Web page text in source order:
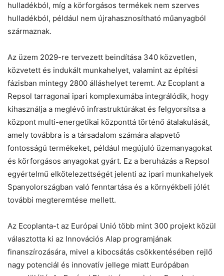
hulladékból, míg a körforgásos termékek nem szerves
hulladékból, például nem újrahasznosítható műanyagból
származnak.
Az üzem 2029-re tervezett beindítása 340 közvetlen,
közvetett és indukált munkahelyet, valamint az építési
fázisban mintegy 2800 álláshelyet teremt. Az Ecoplant a
Repsol tarragonai ipari komplexumába integrálódik, hogy
kihasználja a meglévő infrastruktúrákat és felgyorsítsa a
központ multi-energetikai központtá történő átalakulását,
amely továbbra is a társadalom számára alapvető
fontosságú termékeket, például megújuló üzemanyagokat
és körforgásos anyagokat gyárt. Ez a beruházás a Repsol
egyértelmű elkötelezettségét jelenti az ipari munkahelyek
Spanyolországban való fenntartása és a környékbeli jólét
további megteremtése mellett.
Az Ecoplanta-t az Európai Unió több mint 300 projekt közül
választotta ki az Innovációs Alap programjának
finanszírozására, mivel a kibocsátás csökkentésében rejlő
nagy potenciál és innovatív jellege miatt Európában